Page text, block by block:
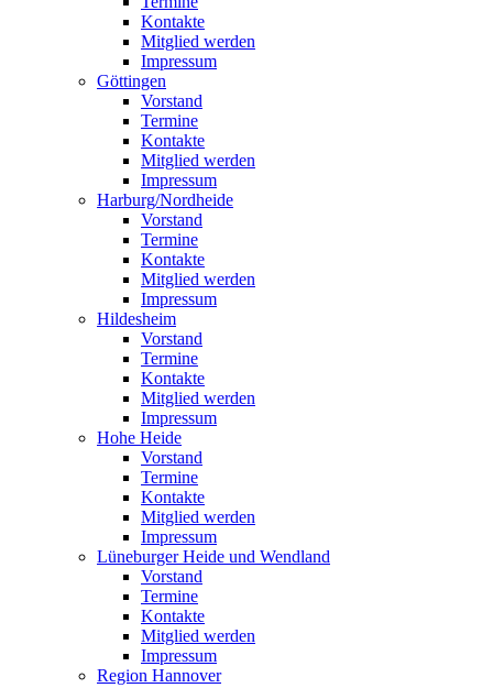
Kontakte
Mitglied werden
Impressum
Göttingen
Vorstand
Termine
Kontakte
Mitglied werden
Impressum
Harburg/Nordheide
Vorstand
Termine
Kontakte
Mitglied werden
Impressum
Hildesheim
Vorstand
Termine
Kontakte
Mitglied werden
Impressum
Hohe Heide
Vorstand
Termine
Kontakte
Mitglied werden
Impressum
Lüneburger Heide und Wendland
Vorstand
Termine
Kontakte
Mitglied werden
Impressum
Region Hannover